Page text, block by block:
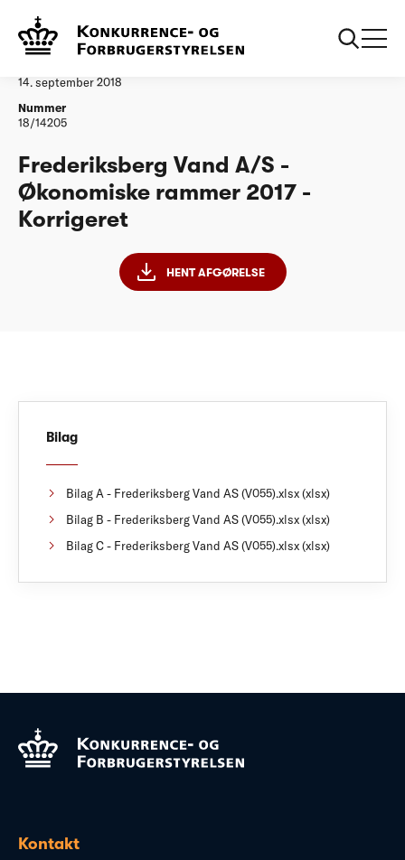
Vandtilsyn
14. september 2018
Nummer
18/14205
Frederiksberg Vand A/S -
Økonomiske rammer 2017 -
Korrigeret
HENT AFGØRELSE
Bilag
Bilag A - Frederiksberg Vand AS (V055).xlsx (xlsx)
Bilag B - Frederiksberg Vand AS (V055).xlsx (xlsx)
Bilag C - Frederiksberg Vand AS (V055).xlsx (xlsx)
Kontakt